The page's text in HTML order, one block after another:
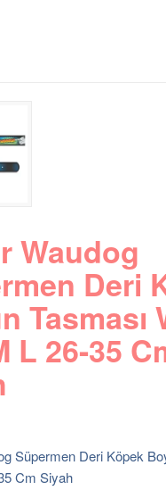
Waudog
Deri
Tasması
L 26-35
Süpermen Deri Köpek
Cm Siyah